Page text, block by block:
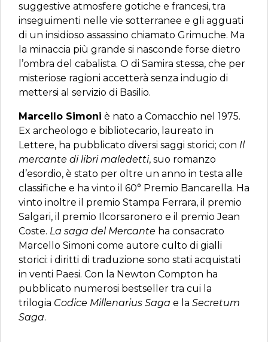
suggestive atmosfere gotiche e francesi, tra
inseguimenti nelle vie sotterranee e gli agguati
di un insidioso assassino chiamato Grimuche. Ma
la minaccia più grande si nasconde forse dietro
l’ombra del cabalista. O di Samira stessa, che per
misteriose ragioni accetterà senza indugio di
mettersi al servizio di Basilio.
Marcello Simoni è nato a Comacchio nel 1975.
Ex archeologo e bibliotecario, laureato in
Lettere, ha pubblicato diversi saggi storici; con Il
mercante di libri maledetti, suo romanzo
d’esordio, è stato per oltre un anno in testa alle
classifiche e ha vinto il 60° Premio Bancarella. Ha
vinto inoltre il premio Stampa Ferrara, il premio
Salgari, il premio Ilcorsaronero e il premio Jean
Coste. La saga del Mercante ha consacrato
Marcello Simoni come autore culto di gialli
storici: i diritti di traduzione sono stati acquistati
in venti Paesi. Con la Newton Compton ha
pubblicato numerosi bestseller tra cui la
trilogia Codice Millenarius Saga e la Secretum
Saga.